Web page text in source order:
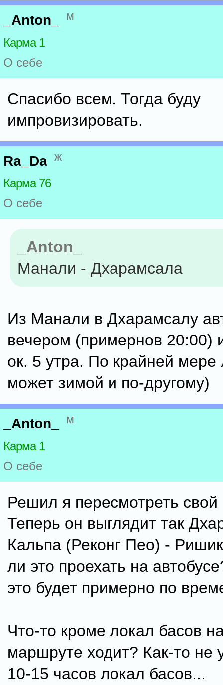
_Anton_ м
Карма 1
О себе
Спасибо всем. Тогда буду
импровизировать.
Ra_Da ж
Карма 76
О себе
_Anton_
Манали - Дхарамсала
Из Манали в Дхарамсалу
вечером (примернов 20:00)
ок. 5 утра. По крайней мере
может зимой и по-другому)
_Anton_ м
Карма 1
О себе
Решил я пересмотреть
Теперь он выглядит так
Кальпа (Реконг Пео) -
ли это проехать на
это будет примерно по
Что-то кроме локал басов
маршруте ходит? Как-то не
10-15 часов локал басов...